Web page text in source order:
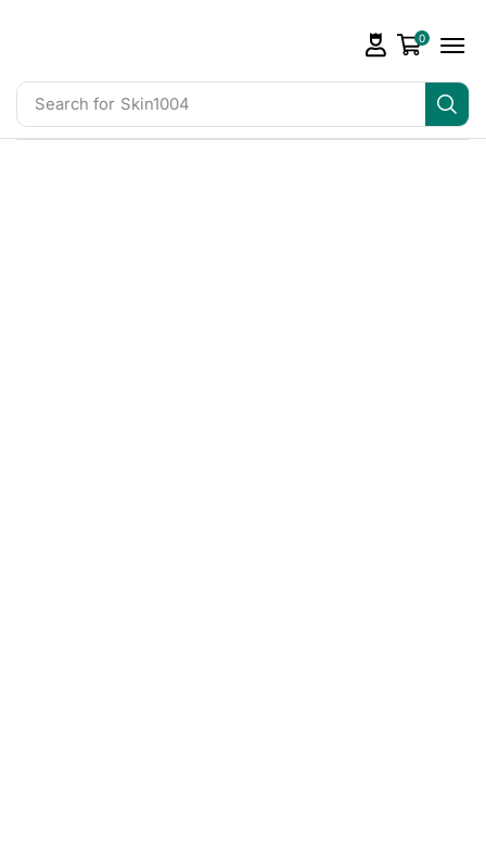
Search for Skin1004
0